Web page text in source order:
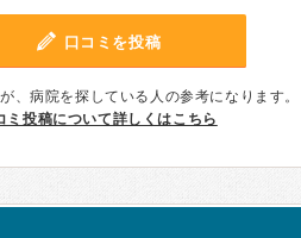
口コミを投稿
、病院を探している人の参考になります。
ミ投稿について詳しくはこちら